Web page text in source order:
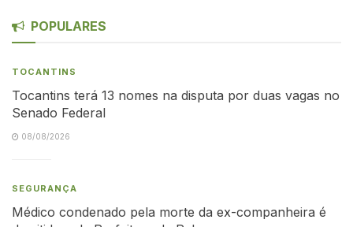
POPULARES
TOCANTINS
Tocantins terá 13 nomes na disputa por duas vagas no
Senado Federal
08/08/2026
SEGURANÇA
Médico condenado pela morte da ex-companheira é